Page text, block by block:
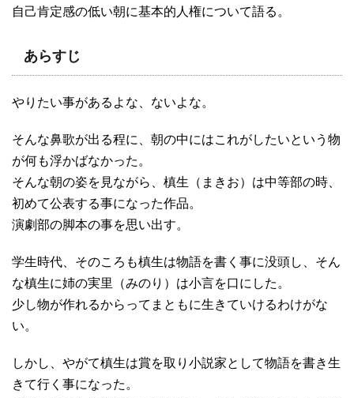
自己肯定感の低い朝に基本的人権について語る。
あらすじ
やりたい事があるよな、ないよな。
そんな鼻歌が出る程に、朝の中にはこれがしたいという物
が何も浮かばなかった。
そんな朝の姿を見ながら、槙生（まきお）は中等部の時、
初めて公表する事になった作品。
演劇部の脚本の事を思い出す。
学生時代、そのころも槙生は物語を書く事に没頭し、そん
な槙生に姉の実里（みのり）は小言を口にした。
少し物が作れるからってまともに生きていけるわけがな
い。
しかし、やがて槙生は賞を取り小説家として物語を書き生
きて行く事になった。